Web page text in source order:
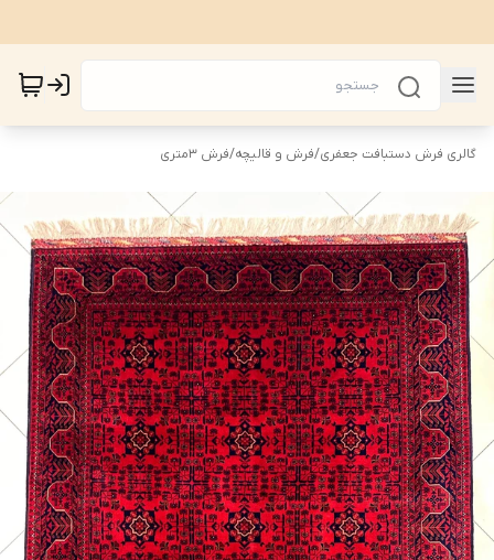
گالری فرش دستبافت جعفری/فرش و قالیچه/فرش 3متری